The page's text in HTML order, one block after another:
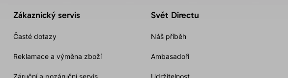
Zákaznický servis
Časté dotazy
Reklamace a výměna zboží
Svět Directu
Náš příběh
Ambasadoři